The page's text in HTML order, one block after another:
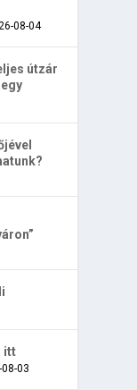
08-04
útzár
itt
03